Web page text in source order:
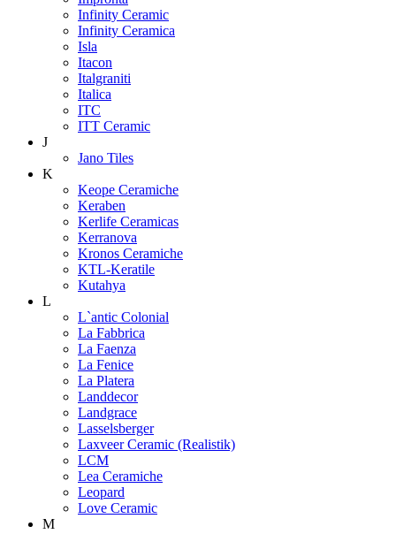
Infinity Ceramic
Infinity Ceramica
Isla
Itacon
Italgraniti
Italica
ITC
ITT Ceramic
J
Jano Tiles
K
Keope Ceramiche
Keraben
Kerlife Ceramicas
Kerranova
Kronos Ceramiche
KTL-Keratile
Kutahya
L
L`antic Colonial
La Fabbrica
La Faenza
La Fenice
La Platera
Landdecor
Landgrace
Lasselsberger
Laxveer Ceramic (Realistik)
LCM
Lea Ceramiche
Leopard
Love Ceramic
M